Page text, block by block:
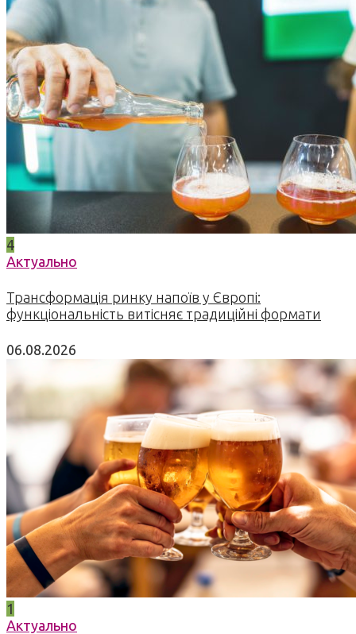
4
Актуально
Трансформація ринку напоїв у Європі:
функціональність витісняє традиційні формати
06.08.2026
1
Актуально